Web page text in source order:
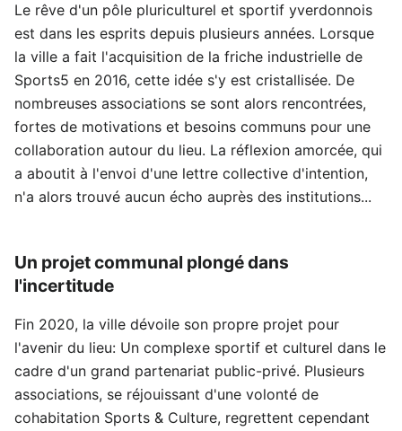
Le rêve d'un pôle pluriculturel et sportif yverdonnois
est dans les esprits depuis plusieurs années. Lorsque
la ville a fait l'acquisition de la friche industrielle de
Sports5 en 2016, cette idée s'y est cristallisée. De
nombreuses associations se sont alors rencontrées,
fortes de motivations et besoins communs pour une
collaboration autour du lieu. La réflexion amorcée, qui
a aboutit à l'envoi d'une lettre collective d'intention,
n'a alors trouvé aucun écho auprès des institutions...
Un projet communal plongé dans
l'incertitude
Fin 2020, la ville dévoile son propre projet pour
l'avenir du lieu: Un complexe sportif et culturel dans le
cadre d'un grand partenariat public-privé. Plusieurs
associations, se réjouissant d'une volonté de
cohabitation Sports & Culture, regrettent cependant